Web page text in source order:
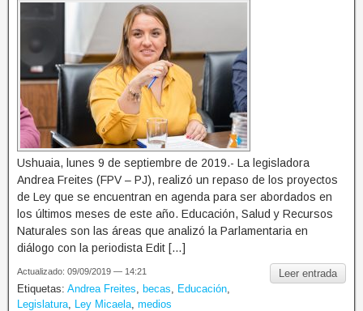
Ushuaia, lunes 9 de septiembre de 2019.- La legisladora
Andrea Freites (FPV – PJ), realizó un repaso de los proyectos
de Ley que se encuentran en agenda para ser abordados en
los últimos meses de este año. Educación, Salud y Recursos
Naturales son las áreas que analizó la Parlamentaria en
diálogo con la periodista Edit […]
Leer entrada
Actualizado: 09/09/2019 — 14:21
Etiquetas: Andrea Freites becas Educación
Legislatura
Ley Micaela medios